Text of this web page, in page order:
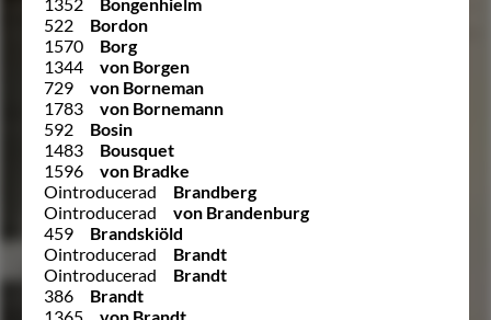
522
Bordon
1570
Borg
1344
von Borgen
729
von Borneman
1783
von Bornemann
592
Bosin
1483
Bousquet
1596
von Bradke
Ointroducerad
Brandberg
Ointroducerad
von Brandenburg
459
Brandskiöld
Ointroducerad
Brandt
Ointroducerad
Brandt
386
Brandt